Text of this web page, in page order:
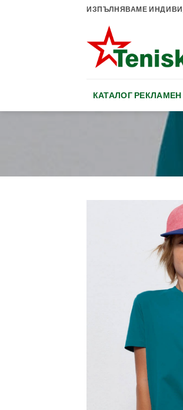
ИЗПЪЛНЯВАМЕ
КАТАЛОГ РЕКЛАМЕН